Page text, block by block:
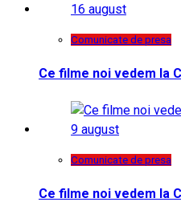
Comunicate de presa
Ce filme noi vedem la
Comunicate de presa
Ce filme noi vedem la